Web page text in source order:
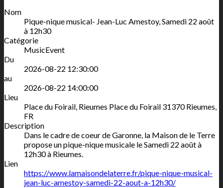
Nom
Pique-nique musical- Jean-Luc Amestoy, Samedi 22 août
à 12h30
Catégorie
MusicEvent
Du
2026-08-22 12:30:00
au
2026-08-22 14:00:00
Lieu
Place du Foirail, Rieumes Place du Foirail 31370 Rieumes,
FR
Description
Dans le cadre de coeur de Garonne, la Maison de le Terre
propose un pique-nique musicale le Samedi 22 août à
12h30 à Rieumes.
Lien
https://www.lamaisondelaterre.fr/pique-nique-musical-
jean-luc-amestoy-samedi-22-aout-a-12h30/